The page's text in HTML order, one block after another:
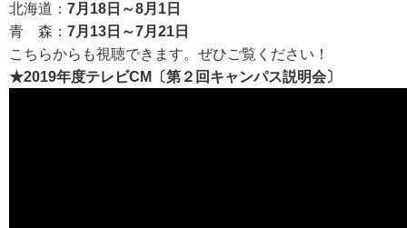
お問い合わせ
サイトマップ
北海道： 7月18日～8月1日
青 森： 7月13日～7月21日
こちらからも視聴できます。ぜひご覧ください！
★2019年度テレビCM〔第２回キャンパス説明会〕